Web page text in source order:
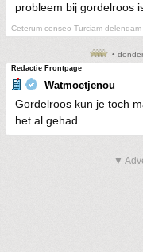
probleem bij gordelroos
Ceterum censeo Turciam delendam
•
Redactie Frontpage
Watmoetjenou
Gordelroos kun je toch
het al gehad.
▼